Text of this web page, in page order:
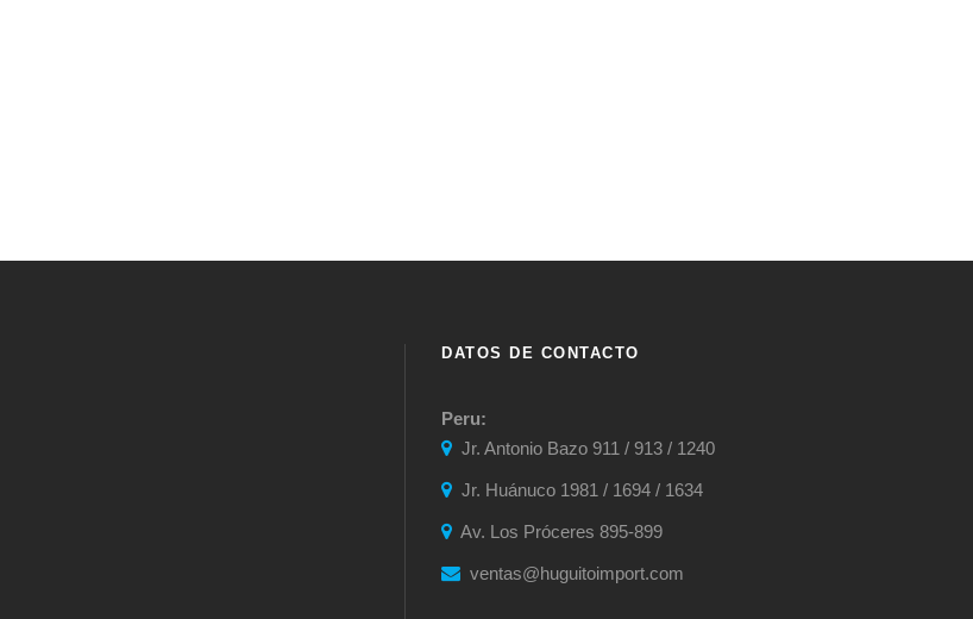
DATOS DE CONTACTO
Peru:
Jr. Antonio Bazo 911 / 913 / 1240
Jr. Huánuco 1981 / 1694 / 1634
Av. Los Próceres 895-899
ventas@huguitoimport.com